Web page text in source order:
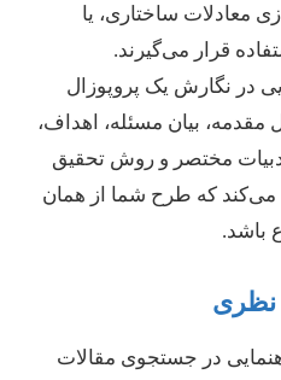
ساختاری، یا
قرار می‌گیرند.
نگارش یک پروپوزال
بیان مسئله، اهداف،
مختصر و روش تحقیق
که طرح شما از همان
در جستجوی مقالات